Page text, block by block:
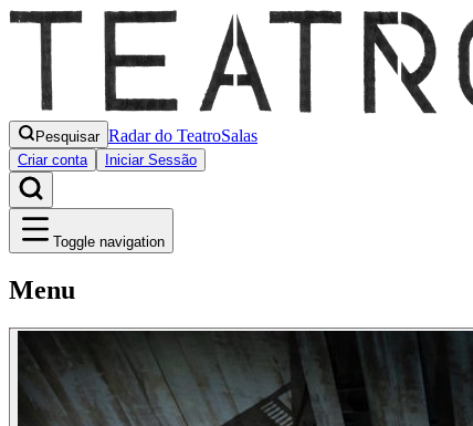
Pesquisar Radar do TeatroSalas
Criar conta Iniciar Sessão
Toggle navigation
Menu